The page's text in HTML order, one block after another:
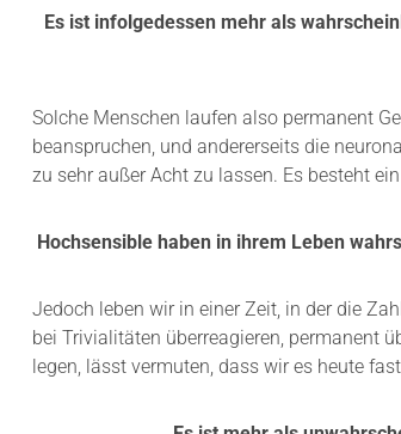
Es ist infolgedessen mehr als
Solche Menschen laufen also permanent
beanspruchen, und andererseits die
zu sehr außer Acht zu lassen. Es besteht
Hochsensible haben in ihrem Leben
Jedoch leben wir in einer Zeit, in der die
bei Trivialitäten überreagieren, permanent
legen, lässt vermuten, dass wir es heute